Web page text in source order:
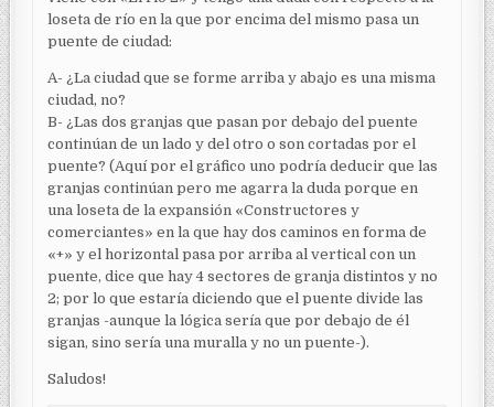
loseta de río en la que por encima del mismo pasa un
puente de ciudad:
A- ¿La ciudad que se forme arriba y abajo es una misma
ciudad, no?
B- ¿Las dos granjas que pasan por debajo del puente
continúan de un lado y del otro o son cortadas por el
puente? (Aquí por el gráfico uno podría deducir que las
granjas continúan pero me agarra la duda porque en
una loseta de la expansión «Constructores y
comerciantes» en la que hay dos caminos en forma de
«+» y el horizontal pasa por arriba al vertical con un
puente, dice que hay 4 sectores de granja distintos y no
2; por lo que estaría diciendo que el puente divide las
granjas -aunque la lógica sería que por debajo de él
sigan, sino sería una muralla y no un puente-).
Saludos!